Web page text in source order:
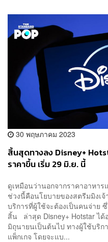
30 พฤษภาคม 2023
สิ้นสุดทางลง Disney+
ราคาขึ้น เริ่ม 29 มิ.ย. นี้
ดูเหมือนว่านอกจากราคาอาหา
ช่วงนี้คือนโยบายของสตรีมมิงเ
บริการที่ผู้ใช้จะต้องเป็นคนจ่าย
สิ้น ล่าสุด Disney+ Hotstar ได้
มิถุนายนเป็นต้นไป ทางผู้ใช้บริก
แพ็กเกจ โดยจะแบ...